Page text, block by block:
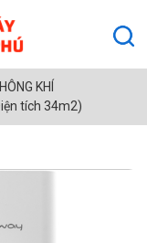
KHÍ
tích 34m2)